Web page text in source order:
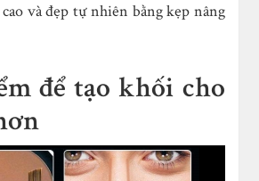
và đẹp tự nhiên bằng kẹp nâng
để tạo khối cho